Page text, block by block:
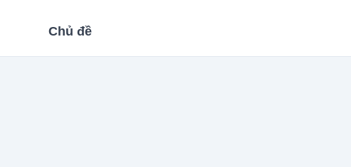
Chủ đề